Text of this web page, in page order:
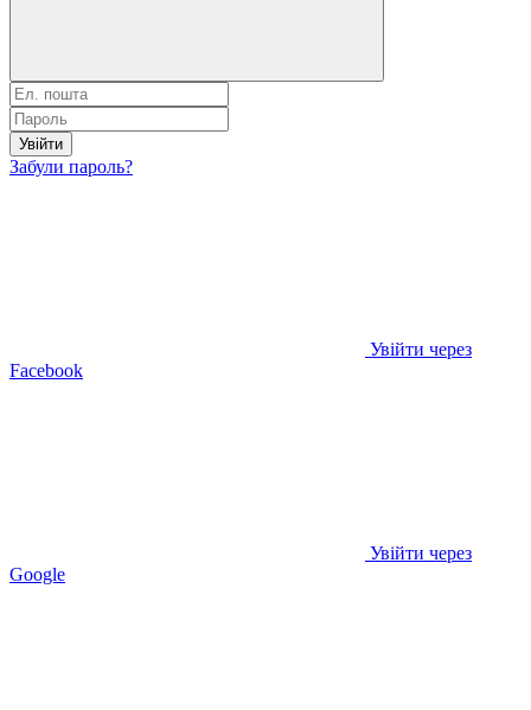
Увійти
Забули пароль?
Увійти через
Facebook
Увійти через
Google